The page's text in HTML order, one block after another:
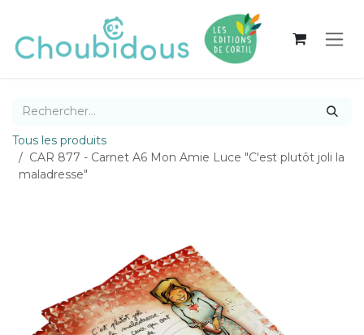
Tous les produits
CAR 877 - Carnet A6 Mon Amie Luce "C'est plutôt joli la
maladresse"